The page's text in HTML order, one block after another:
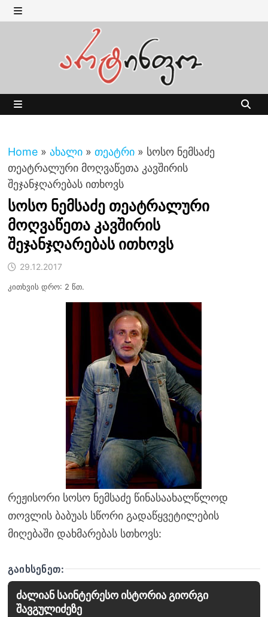
Skip
to MENU
Home » ახალი » თეატრი » სოსო ნემსაძე
თეატრალური მოღვაწეთა კავშირის
შეჯანჯღარებას ითხოვს
სოსო ნემსაძე თეატრალური
მოღვაწეთა კავშირის
შეჯანჯღარებას ითხოვს
29.12.2017
კითხვის დრო: 2 წთ.
რეჟისორი სოსო ნემსაძე წინასაახალწლოდ
თოვლის ბაბუას სწორი გადაწყვეტილების
მიღებაში დახმარებას სთხოვს:
ᲒᲐᲘᲮᲡᲔᲜᲔᲗ:
ძალიან საინტერესო ისტორია გიორგი
შავგულიძეზე